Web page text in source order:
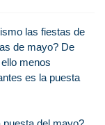
las fiestas de
de mayo? De
menos
es la puesta